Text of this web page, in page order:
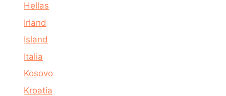
Hellas
Irland
Island
Italia
Kosovo
Kroatia